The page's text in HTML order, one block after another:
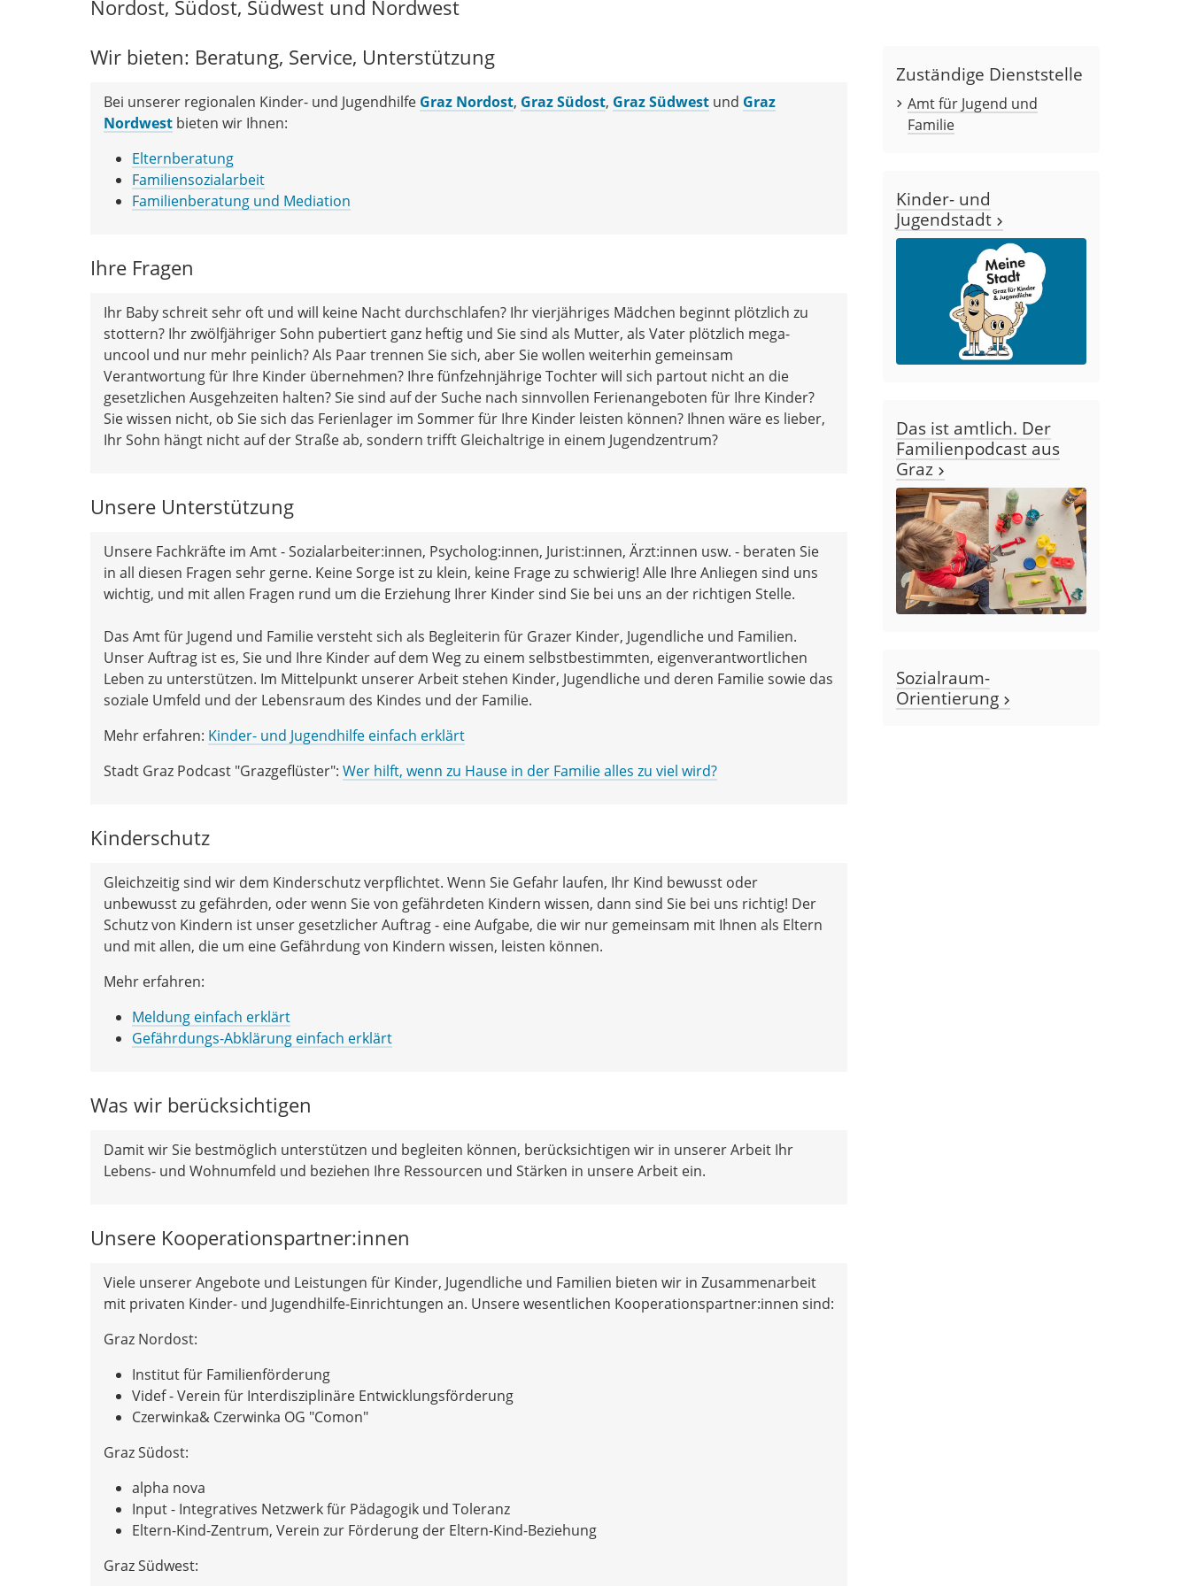
Nordost, Südost, Südwest und Nordwest
Wir bieten: Beratung, Service, Unterstützung
Bei unserer regionalen Kinder- und Jugendhilfe Graz Nordost, Graz Südost, Graz Südwest und Graz
Nordwest bieten wir Ihnen:
Elternberatung
Familiensozialarbeit
Familienberatung und Mediation
Ihre Fragen
Ihr Baby schreit sehr oft und will keine Nacht durchschlafen? Ihr vierjähriges Mädchen beginnt plötzlich zu
stottern? Ihr zwölfjähriger Sohn pubertiert ganz heftig und Sie sind als Mutter, als Vater plötzlich mega-
uncool und nur mehr peinlich? Als Paar trennen Sie sich, aber Sie wollen weiterhin gemeinsam
Verantwortung für Ihre Kinder übernehmen? Ihre fünfzehnjährige Tochter will sich partout nicht an die
gesetzlichen Ausgehzeiten halten? Sie sind auf der Suche nach sinnvollen Ferienangeboten für Ihre Kinder?
Sie wissen nicht, ob Sie sich das Ferienlager im Sommer für Ihre Kinder leisten können? Ihnen wäre es lieber,
Ihr Sohn hängt nicht auf der Straße ab, sondern trifft Gleichaltrige in einem Jugendzentrum?
Unsere Unterstützung
Unsere Fachkräfte im Amt - Sozialarbeiter:innen, Psycholog:innen, Jurist:innen, Ärzt:innen usw. - beraten Sie
in all diesen Fragen sehr gerne. Keine Sorge ist zu klein, keine Frage zu schwierig! Alle Ihre Anliegen sind uns
wichtig, und mit allen Fragen rund um die Erziehung Ihrer Kinder sind Sie bei uns an der richtigen Stelle.
Das Amt für Jugend und Familie versteht sich als Begleiterin für Grazer Kinder, Jugendliche und Familien.
Unser Auftrag ist es, Sie und Ihre Kinder auf dem Weg zu einem selbstbestimmten, eigenverantwortlichen
Leben zu unterstützen. Im Mittelpunkt unserer Arbeit stehen Kinder, Jugendliche und deren Familie sowie das
soziale Umfeld und der Lebensraum des Kindes und der Familie.
Mehr erfahren: Kinder- und Jugendhilfe einfach erklärt
Stadt Graz Podcast "Grazgeflüster": Wer hilft, wenn zu Hause in der Familie alles zu viel wird?
Kinderschutz
Gleichzeitig sind wir dem Kinderschutz verpflichtet. Wenn Sie Gefahr laufen, Ihr Kind bewusst oder
unbewusst zu gefährden, oder wenn Sie von gefährdeten Kindern wissen, dann sind Sie bei uns richtig! Der
Schutz von Kindern ist unser gesetzlicher Auftrag - eine Aufgabe, die wir nur gemeinsam mit Ihnen als Eltern
und mit allen, die um eine Gefährdung von Kindern wissen, leisten können.
Mehr erfahren:
Meldung einfach erklärt
Gefährdungs-Abklärung einfach erklärt
Was wir berücksichtigen
Damit wir Sie bestmöglich unterstützen und begleiten können, berücksichtigen wir in unserer Arbeit Ihr
Lebens- und Wohnumfeld und beziehen Ihre Ressourcen und Stärken in unsere Arbeit ein.
Unsere Kooperationspartner:innen
Viele unserer Angebote und Leistungen für Kinder, Jugendliche und Familien bieten wir in Zusammenarbeit
mit privaten Kinder- und Jugendhilfe-Einrichtungen an. Unsere wesentlichen Kooperationspartner:innen sind:
Graz Nordost:
Institut für Familienförderung
Videf - Verein für Interdisziplinäre Entwicklungsförderung
Czerwinka& Czerwinka OG "Comon"
Graz Südost:
alpha nova
Input - Integratives Netzwerk für Pädagogik und Toleranz
Eltern-Kind-Zentrum, Verein zur Förderung der Eltern-Kind-Beziehung
Graz Südwest:
Zuständige Dienststelle
Amt für Jugend und
Familie
Kinder- und
Jugendstadt
Das ist amtlich. Der
Familienpodcast aus
Graz
Sozialraum-
Orientierung